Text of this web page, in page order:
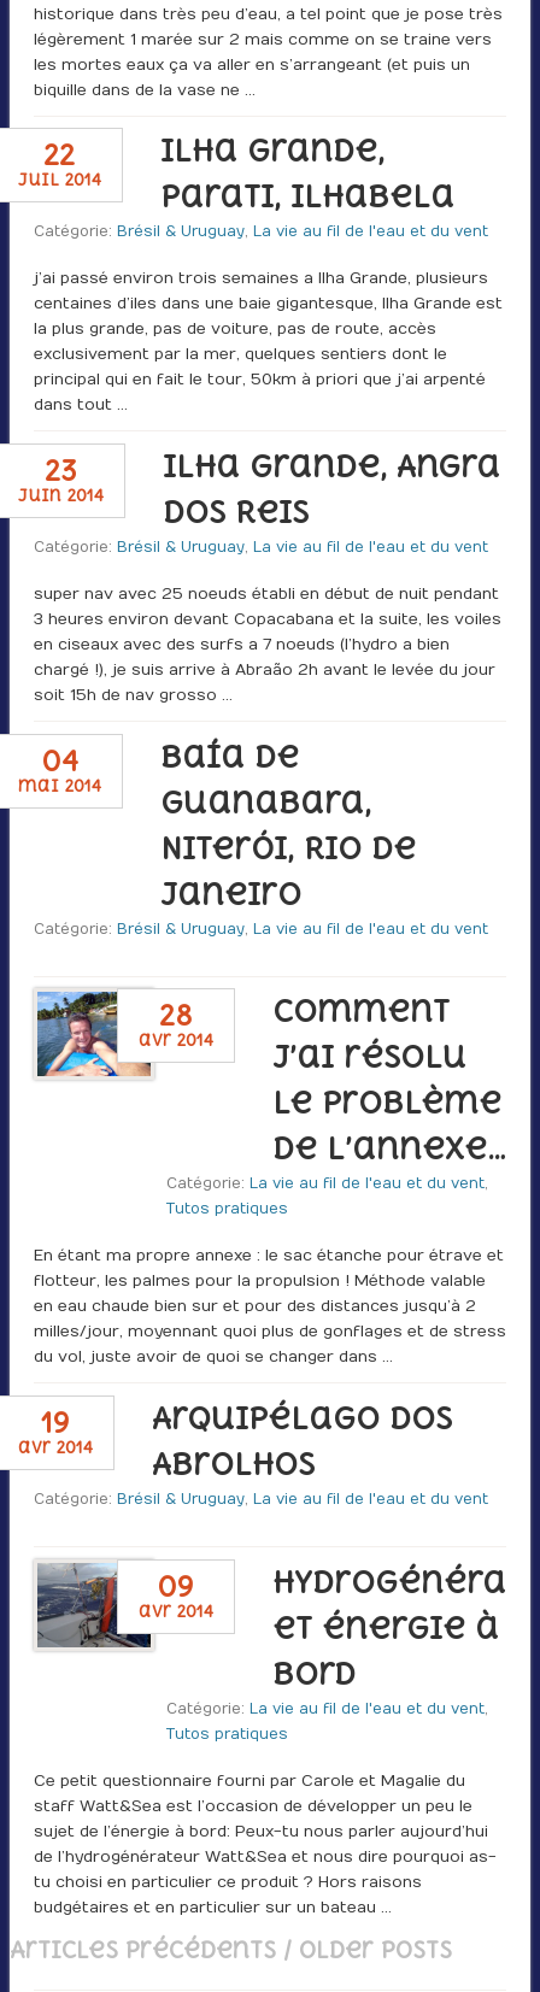
historique dans très peu d’eau, a tel point que je pose très
légèrement 1 marée sur 2 mais comme on se traine vers
les mortes eaux ça va aller en s’arrangeant (et puis un
biquille dans de la vase ne …
22
juil 2014
Ilha Grande,
Parati, Ilhabela
Catégorie: Brésil & Uruguay, La vie au fil de l'eau et du vent
j’ai passé environ trois semaines a Ilha Grande, plusieurs
centaines d’iles dans une baie gigantesque, Ilha Grande est
la plus grande, pas de voiture, pas de route, accès
exclusivement par la mer, quelques sentiers dont le
principal qui en fait le tour, 50km à priori que j’ai arpenté
dans tout …
23
juin 2014
Ilha Grande, Angra
dos Reis
Catégorie: Brésil & Uruguay, La vie au fil de l'eau et du vent
super nav avec 25 noeuds établi en début de nuit pendant
3 heures environ devant Copacabana et la suite, les voiles
en ciseaux avec des surfs a 7 noeuds (l’hydro a bien
chargé !), je suis arrive à Abraão 2h avant le levée du jour
soit 15h de nav grosso …
04
mai 2014
Baía de
Guanabara,
Niterói, Rio de
Janeiro
Catégorie: Brésil & Uruguay, La vie au fil de l'eau et du vent
28
avr 2014
Comment
j’ai résolu
le problème
de l’annexe…
Catégorie: La vie au fil de l'eau et du vent,
Tutos pratiques
En étant ma propre annexe : le sac étanche pour étrave et
flotteur, les palmes pour la propulsion ! Méthode valable
en eau chaude bien sur et pour des distances jusqu’à 2
milles/jour, moyennant quoi plus de gonflages et de stress
du vol, juste avoir de quoi se changer dans …
19
avr 2014
Arquipélago dos
Abrolhos
Catégorie: Brésil & Uruguay, La vie au fil de l'eau et du vent
09
avr 2014
et énergie à
bord
Catégorie:La vie au fil de l'eau et du vent
Tutos pratiques
Ce petit questionnaire fourni par Carole et Magalie du
staff Watt&Sea est l’occasion de développer un peu le
sujet de l’énergie à bord : Peux-tu nous parler aujourd’hui
de l’hydrogénérateur Watt&Sea et nous dire pourquoi as-
tu choisi en particulier ce produit ? Hors raisons
budgétaires et en particulier sur un bateau …
Articles précédents / Older posts